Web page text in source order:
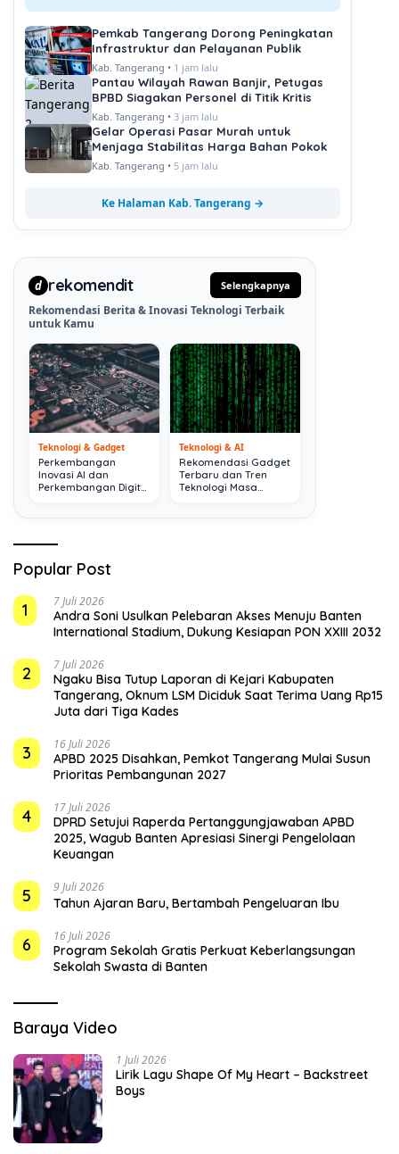
Pemkab Tangerang Dorong Peningkatan
Infrastruktur dan Pelayanan Publik
Kab. Tangerang • 1 jam lalu
Pantau Wilayah Rawan Banjir, Petugas
BPBD Siagakan Personel di Titik Kritis
Kab. Tangerang • 3 jam lalu
Gelar Operasi Pasar Murah untuk
Menjaga Stabilitas Harga Bahan Pokok
Kab. Tangerang • 5 jam lalu
Ke Halaman Kab. Tangerang →
d rekomendit Selengkapnya
Rekomendasi Berita & Inovasi Teknologi Terbaik
untuk Kamu
Teknologi & Gadget
Perkembangan
Inovasi AI dan
Perkembangan Digital
Teknologi & AI
Rekomendasi Gadget
Terbaru dan Tren
Teknologi Masa
Popular Post
1
7 Juli 2026
Andra Soni Usulkan Pelebaran Akses Menuju Banten
International Stadium, Dukung Kesiapan PON XXIII 2032
2 7 Juli 2026
Ngaku Bisa Tutup Laporan di Kejari Kabupaten
Tangerang, Oknum LSM Diciduk Saat Terima Uang Rp15
Juta dari Tiga Kades
3 16 Juli 2026
APBD 2025 Disahkan, Pemkot Tangerang Mulai Susun
Prioritas Pembangunan 2027
4 17 Juli 2026
DPRD Setujui Raperda Pertanggungjawaban APBD
2025, Wagub Banten Apresiasi Sinergi Pengelolaan
Keuangan
5 9 Juli 2026
Tahun Ajaran Baru, Bertambah Pengeluaran Ibu
6 16 Juli 2026
Program Sekolah Gratis Perkuat Keberlangsungan
Sekolah Swasta di Banten
Baraya Video
1 Juli 2026
Lirik Lagu Shape Of My Heart – Backstreet
Boys